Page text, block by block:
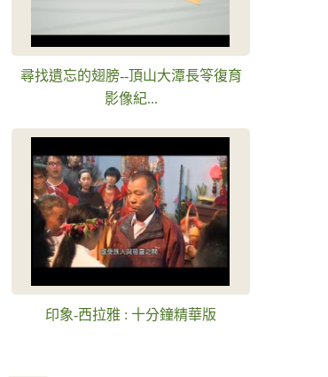
尋找遺忘的翅膀--頂山大潭長笭復育
影像紀...
印象-西拉雅 : 十分鐘精華版